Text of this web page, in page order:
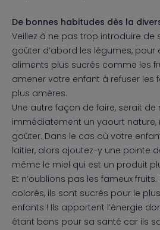
De bonnes habitudes dès la
Veillez à ne pas trop introduire de
goûter d’abord les légumes, pour
aliments plus sucrés comme les
amener votre enfant à refuser les
plus amères.
Une autre façon de faire, serait de
immédiatement un yaourt nature,
goûter. Dans le cas où votre
laitier, alors ajoutez-y une pointe
même le miel qui est un produit
Et n’oublions pas les fameux fruits.
colorés, ils sont sucrés pour le
enfants ! Ils apportent l’énergie
étant bons pour sa santé car ils